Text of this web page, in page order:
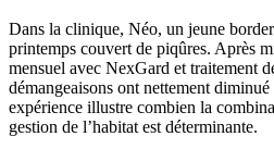
Dans la clinique, Néo, un jeune
printemps couvert de piqûres. Après
mensuel avec NexGard et traitement
démangeaisons ont nettement
expérience illustre combien la
gestion de l’habitat est déterminante.